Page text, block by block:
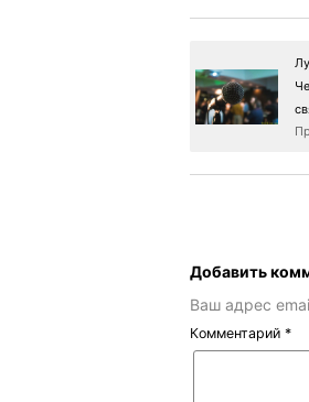
Добавить
Ваш адрес
Комментарий *